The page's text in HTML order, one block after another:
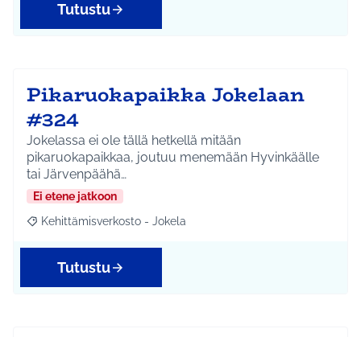
Tutustu
Pikaruokapaikka Jokelaan
#324
Jokelassa ei ole tällä hetkellä mitään
pikaruokapaikkaa, joutuu menemään Hyvinkäälle
tai Järvenpäähä…
Ei etene jatkoon
Rajaa tulokset aihepiirin mukaan: Kehittämisverkosto - Jokela
Kehittämisverkosto - Jokela
Tutustu